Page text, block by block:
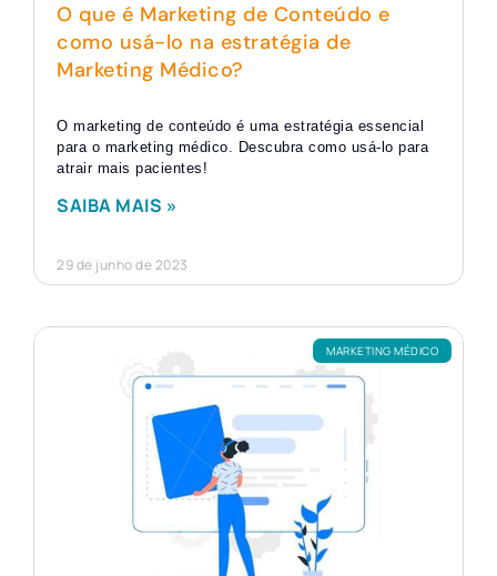
O que é Marketing de Conteúdo e
como usá-lo na estratégia de
Marketing Médico?
O marketing de conteúdo é uma estratégia essencial
para o marketing médico. Descubra como usá-lo para
atrair mais pacientes!
SAIBA MAIS »
29 de junho de 2023
MARKETING MÉDICO